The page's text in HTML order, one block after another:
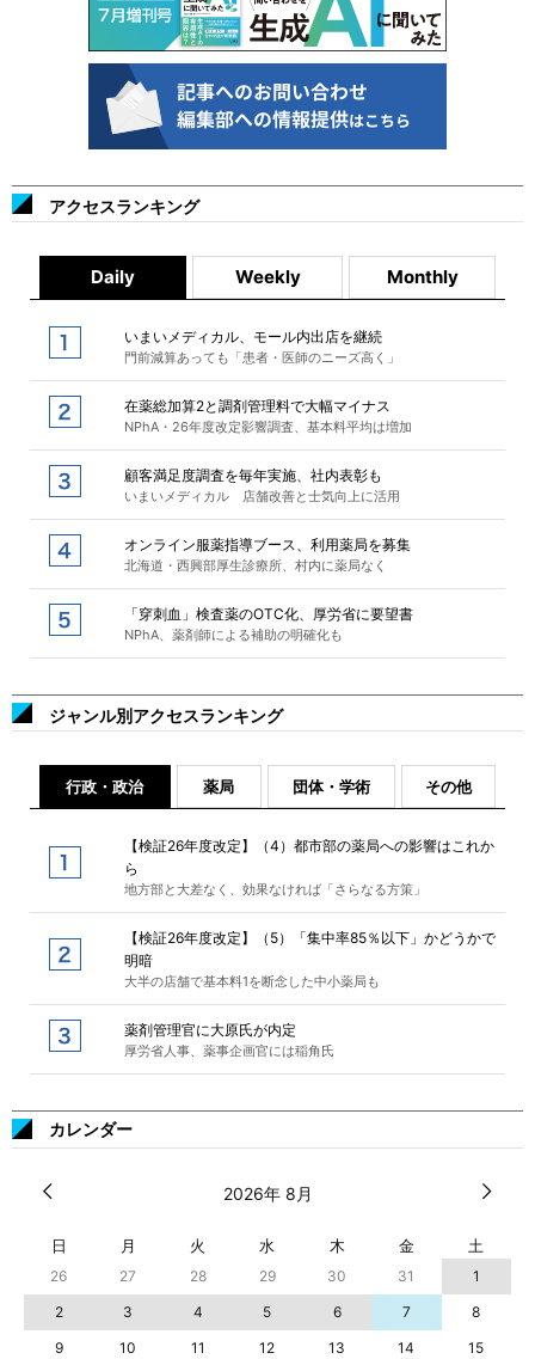
アクセスランキング
Daily Weekly Monthly
いまいメディカル、モール内出店を継続
門前減算あっても「患者・医師のニーズ高く」
在薬総加算2と調剤管理料で大幅マイナス
NPhA・26年度改定影響調査、基本料平均は増加
顧客満足度調査を毎年実施、社内表彰も
いまいメディカル 店舗改善と士気向上に活用
オンライン服薬指導ブース、利用薬局を募集
北海道・西興部厚生診療所、村内に薬局なく
「穿刺血」検査薬のOTC化、厚労省に要望書
NPhA、薬剤師による補助の明確化も
ジャンル別アクセスランキング
行政・政治 薬局 団体・学術 その他
【検証26年度改定】（4）都市部の薬局への影響はこれか
ら
地方部と大差なく、効果なければ「さらなる方策」
【検証26年度改定】（5）「集中率85％以下」かどうかで
明暗
大半の店舗で基本料1を断念した中小薬局も
薬剤管理官に大原氏が内定
厚労省人事、薬事企画官には稲角氏
カレンダー
2026年 8月
日 月 火 水 木 金 土
26 27 28 29 30 31
1
2
3 4 5 6 7
8
9
10 11 12 13 14
15